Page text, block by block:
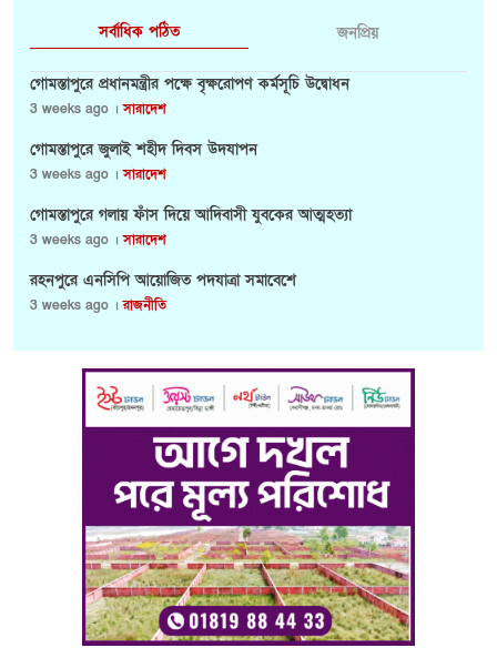
সর্বাধিক পঠিত জনপ্রিয়
গোমস্তাপুরে প্রধানমন্ত্রীর পক্ষে বৃক্ষরোপণ কর্মসূচি উদ্বোধন
3 weeks ago ।সারাদেশ
গোমস্তাপুরে জুলাই শহীদ দিবস উদযাপন
3 weeks ago ।সারাদেশ
গোমস্তাপুরে গলায় ফাঁস দিয়ে আদিবাসী যুবকের আত্মহত্যা
3 weeks ago ।সারাদেশ
রহনপুরে এনসিপি আয়োজিত পদযাত্রা সমাবেশে
3 weeks ago ।রাজনীতি